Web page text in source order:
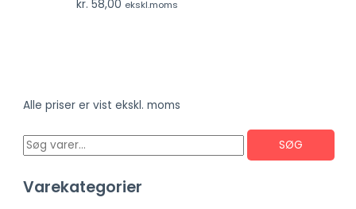
Alle priser er vist ekskl. moms
SØG
Varekategorier
kr. 58,00 ekskl.moms